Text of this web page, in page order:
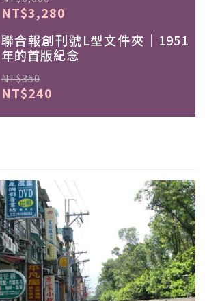
NT$3,280
聯合報創刊號L型文件夾｜1951
年的首版紀念
NT$350
NT$240